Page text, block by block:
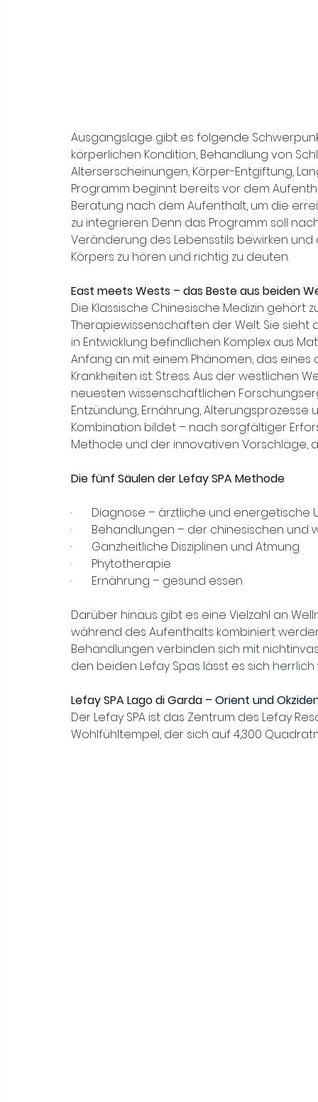
Ausgangslage gibt es folgende
körperlichen Kondition, Behandlung von
Alterserscheinungen, Körper-Entgiftung,
Programm beginnt bereits vor dem
Beratung nach dem Aufenthalt, um die
zu integrieren. Denn das Programm soll
Veränderung des Lebensstils bewirken
Körpers zu hören und richtig zu deuten.
East meets Wests – das Beste aus beiden
Die Klassische Chinesische Medizin
Therapiewissenschaften der Welt. Sie
in Entwicklung befindlichen Komplex aus
Anfang an mit einem Phänomen, das
Krankheiten ist: Stress. Aus der westlichen
neuesten wissenschaftlichen
Entzündung, Ernährung,
Kombination bildet – nach sorgfältiger
Methode und der innovativen Vorschläge,
Die fünf Säulen der Lefay SPA Methode
·
Diagnose – ärztliche und energetische
·       Behandlungen – der chinesischen
·       Ganzheitliche Disziplinen und Atmung
·       Phytotherapie
·       Ernährung – gesund essen
Darüber hinaus gibt es eine Vielzahl an
während des Aufenthalts kombiniert
Behandlungen verbinden sich mit
den beiden Lefay Spas lässt es sich herrlich
Lefay SPA Lago di Garda – Orient und
Der Lefay SPA ist das Zentrum des Lefay
Wohlfühltempel, der sich auf 4,300